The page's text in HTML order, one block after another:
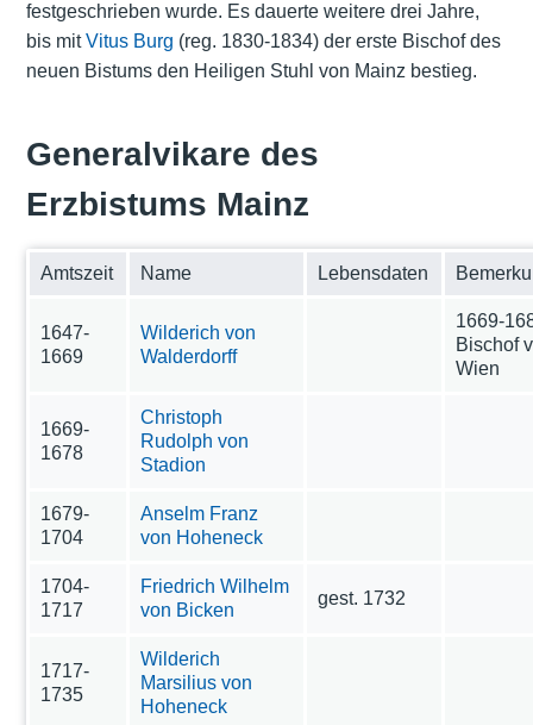
festgeschrieben wurde. Es dauerte weitere drei Jahre,
bis mitVitus Burg (reg. 1830-1834) der erste Bischof des
neuen Bistums den Heiligen Stuhl von Mainz bestieg.
Generalvikare des
Erzbistums Mainz
Amtszeit Name Lebensdaten
1647-
1669
Wilderich von
Walderdorff
1669-
Bischof
Wien
1669-
1678
Christoph
Rudolph von
Stadion
1679-
1704
Anselm Franz
von Hoheneck
1704-
1717
Friedrich Wilhelm
von Bicken
gest. 1732
1717-
1735
Wilderich
Marsilius von
Hoheneck